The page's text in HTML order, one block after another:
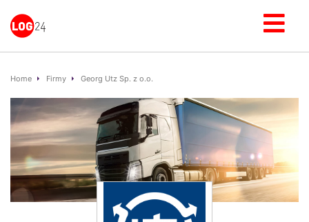
Home Firmy Georg Utz Sp. z o.o.